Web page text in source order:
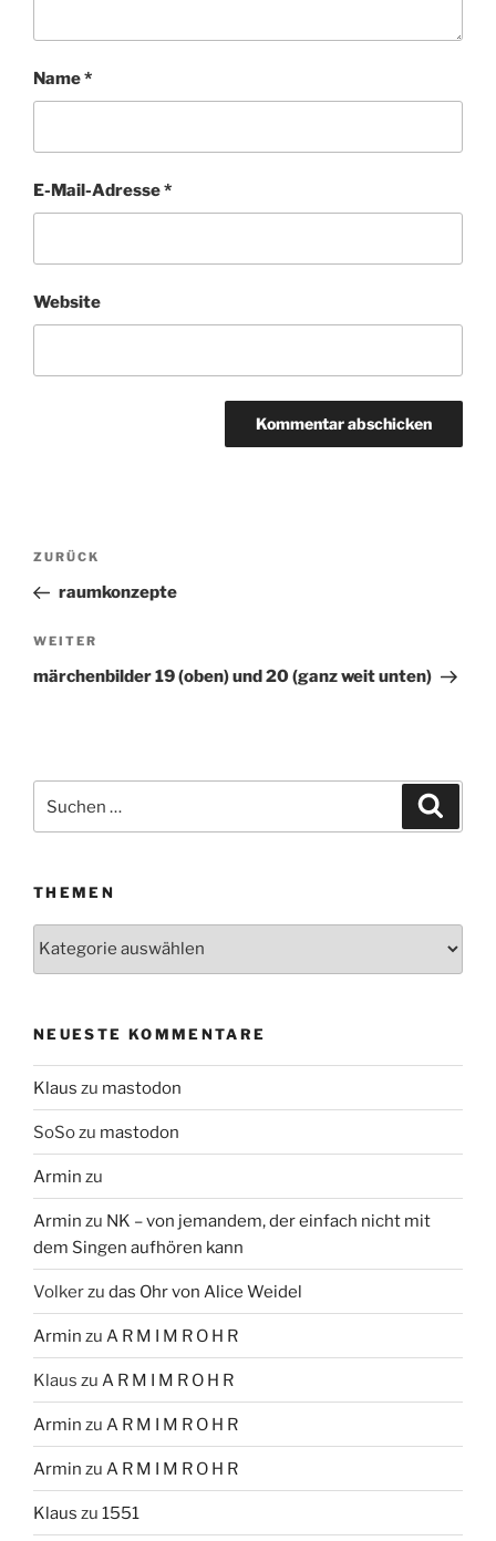
Name*
E-Mail-Adresse*
Website
Beitragsnavigation
Vorheriger
Beitrag
ZURÜCK
raumkonzepte
Nächster
Beitrag
WEITER
märchenbilder 19 (oben) und 20 (ganz weit unten)
THEMEN
Themen
NEUESTE KOMMENTARE
Klaus zu mastodon
SoSozu mastodon
Armin zu
Armin zu NK – von jemandem, der einfach nicht mit
dem Singen aufhören kann
Volkerzu das Ohr von Alice Weidel
Armin zu A R M I M R O H R
Klaus zu A R M I M R O H R
Armin zu A R M I M R O H R
Armin zu A R M I M R O H R
Klaus zu 1551